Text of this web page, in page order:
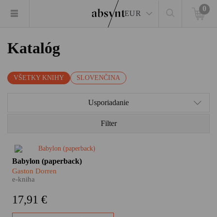
EUR
0
Katalóg
VŠETKY KNIHY SLOVENČINA
Usporiadanie
Filter
​Ako sa môžete čo
najefektívnejšie naučiť po
vietnamsky? Prečo je nemčina
najväčším čudákom spomedzi
komunikujú Indonézania,
Babylon (paperback)
Gaston Dorren
e-kniha
17,91 €